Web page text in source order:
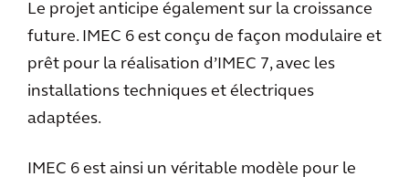
Le projet anticipe également sur la croissance
future. IMEC 6 est conçu de façon modulaire et
prêt pour la réalisation d’IMEC 7, avec les
installations techniques et électriques
adaptées.
IMEC 6 est ainsi un véritable modèle pour le